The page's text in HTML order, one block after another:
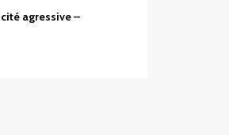
agressive –